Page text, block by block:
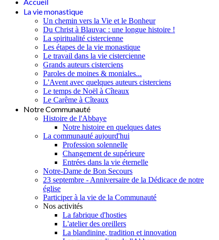
La vie monastique
Un chemin vers la Vie et le Bonheur
Du Christ à Blauvac : une longue histoire !
La spiritualité cistercienne
Les étapes de la vie monastique
Le travail dans la vie cistercienne
Grands auteurs cisterciens
Paroles de moines & moniales...
L'Avent avec quelques auteurs cisterciens
Le temps de Noël à Cîteaux
Le Carême à Cîteaux
Notre Communauté
Histoire de l'Abbaye
Notre histoire en quelques dates
La communauté aujourd'hui
Profession solennelle
Changement de supérieure
Entrées dans la vie éternelle
Notre-Dame de Bon Secours
23 septembre - Anniversaire de la Dédicace de notre
église
Participer à la vie de la Communauté
Nos activités
La fabrique d'hosties
L'atelier des oreillers
La blandinine, tradition et innovation